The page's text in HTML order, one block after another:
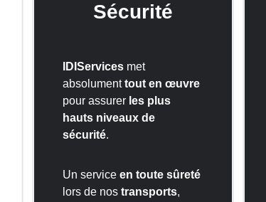
Sécurité
IDIServicesmet
absolumenttout en œuvre
pour assurer les plus
hauts niveaux de
sécurité.
Un service en toute sûreté
lors de nos transports,